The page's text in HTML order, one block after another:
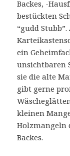
Backes, -
bestückten
“gudd
ein
unsichtbaren
sie die alte
gibt gerne
kleinen
Holzmangeln
Backes.